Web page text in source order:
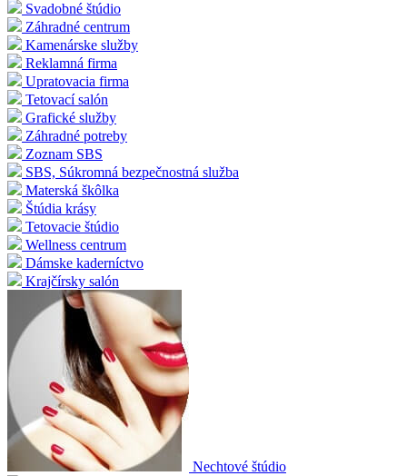
Svadobné štúdio
Záhradné centrum
Kamenárske služby
Reklamná firma
Upratovacia firma
Tetovací salón
Grafické služby
Záhradné potreby
Zoznam SBS
SBS, Súkromná bezpečnostná služba
Materská škôlka
Štúdia krásy
Tetovacie štúdio
Wellness centrum
Dámske kaderníctvo
Krajčírsky salón
Nechtové štúdio